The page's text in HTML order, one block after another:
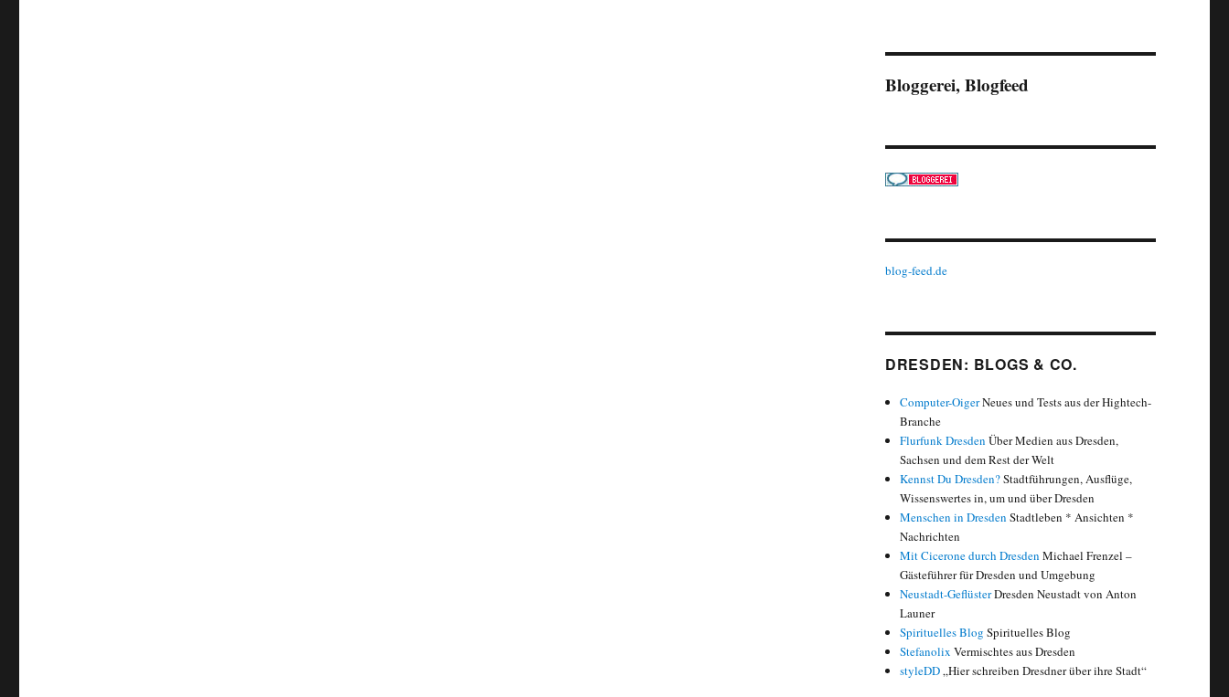
Bloggerei, Blogfeed
blog-feed.de
DRESDEN: BLOGS & CO.
Computer-OigerNeues und Tests aus der Hightech-
Branche
Flurfunk Dresden Über Medien aus Dresden,
Sachsen und dem Rest der Welt
Kennst Du Dresden?Stadtführungen, Ausflüge,
Wissenswertes in, um und über Dresden
Menschen in Dresden Stadtleben * Ansichten *
Nachrichten
Mit Cicerone durch Dresden Michael Frenzel –
Gästeführer für Dresden und Umgebung
Neustadt-GeflüsterDresden Neustadt von Anton
Launer
Spirituelles Blog Spirituelles Blog
Stefanolix Vermischtes aus Dresden
styleDD„Hier schreiben Dresdner über ihre Stadt“